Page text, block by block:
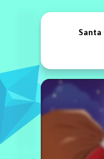
Santa